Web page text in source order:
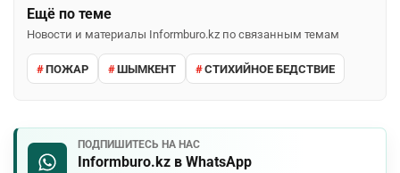
Ещё по теме
Новости и материалы Informburo.kz по связанным темам
ПОЖАР ШЫМКЕНТ СТИХИЙНОЕ БЕДСТВИЕ
ПОДПИШИТЕСЬ НА НАС
Informburo.kz в WhatsApp